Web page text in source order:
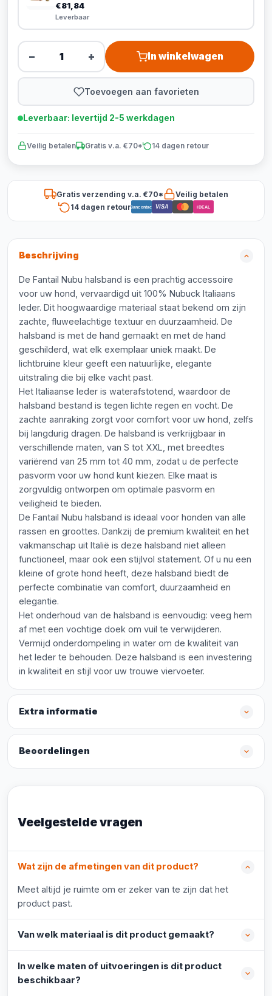
€81,84
Leverbaar
− + In winkelwagen
Toevoegen aan favorieten
Leverbaar: levertijd 2-5 werkdagen
Veilig betalen Gratis v.a. €70* 14 dagen retour
Gratis verzending v.a. €70*
Veilig betalen
14 dagen retourBancontact VISA iDEAL
Beschrijving
De Fantail Nubu halsband is een prachtig accessoire
voor uw hond, vervaardigd uit 100% Nubuck Italiaans
leder. Dit hoogwaardige materiaal staat bekend om zijn
zachte, fluweelachtige textuur en duurzaamheid. De
halsband is met de hand gemaakt en met de hand
geschilderd, wat elk exemplaar uniek maakt. De
lichtbruine kleur geeft een natuurlijke, elegante
uitstraling die bij elke vacht past.
Het Italiaanse leder is waterafstotend, waardoor de
halsband bestand is tegen lichte regen en vocht. De
zachte aanraking zorgt voor comfort voor uw hond, zelfs
bij langdurig dragen. De halsband is verkrijgbaar in
verschillende maten, van S tot XXL, met breedtes
variërend van 25 mm tot 40 mm, zodat u de perfecte
pasvorm voor uw hond kunt kiezen. Elke maat is
zorgvuldig ontworpen om optimale pasvorm en
veiligheid te bieden.
De Fantail Nubu halsband is ideaal voor honden van alle
rassen en groottes. Dankzij de premium kwaliteit en het
vakmanschap uit Italië is deze halsband niet alleen
functioneel, maar ook een stijlvol statement. Of u nu een
kleine of grote hond heeft, deze halsband biedt de
perfecte combinatie van comfort, duurzaamheid en
elegantie.
Het onderhoud van de halsband is eenvoudig: veeg hem
af met een vochtige doek om vuil te verwijderen.
Vermijd onderdompeling in water om de kwaliteit van
het leder te behouden. Deze halsband is een investering
in kwaliteit en stijl voor uw trouwe viervoeter.
Extra informatie
Beoordelingen
Veelgestelde vragen
Wat zijn de afmetingen van dit product?
Meet altijd je ruimte om er zeker van te zijn dat het
product past.
Van welk materiaal is dit product gemaakt?
In welke maten of uitvoeringen is dit product
beschikbaar?